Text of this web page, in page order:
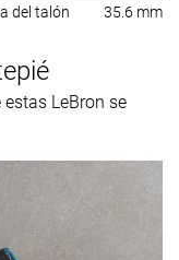
del talón 35.6 mm
LeBron se